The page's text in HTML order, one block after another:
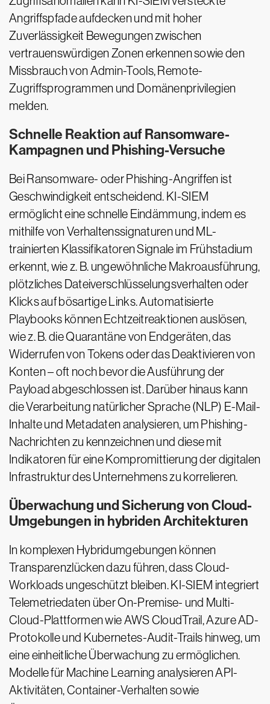
Angriffspfade aufdecken und mit hoher
Zuverlässigkeit Bewegungen zwischen
vertrauenswürdigen Zonen erkennen sowie den
Missbrauch von Admin-Tools, Remote-
Zugriffsprogrammen und Domänenprivilegien
melden.
Schnelle Reaktion auf Ransomware-
Kampagnen und Phishing-Versuche
Bei Ransomware- oder Phishing-Angriffen ist
Geschwindigkeit entscheidend. KI-SIEM
ermöglicht eine schnelle Eindämmung, indem es
mithilfe von Verhaltenssignaturen und ML-
trainierten Klassifikatoren Signale im Frühstadium
erkennt, wie z. B. ungewöhnliche Makroausführung,
plötzliches Dateiverschlüsselungsverhalten oder
Klicks auf bösartige Links. Automatisierte
Playbooks können Echtzeitreaktionen auslösen,
wie z. B. die Quarantäne von Endgeräten, das
Widerrufen von Tokens oder das Deaktivieren von
Konten – oft noch bevor die Ausführung der
Payload abgeschlossen ist. Darüber hinaus kann
die Verarbeitung natürlicher Sprache (NLP) E-Mail-
Inhalte und Metadaten analysieren, um Phishing-
Nachrichten zu kennzeichnen und diese mit
Indikatoren für eine Kompromittierung der digitalen
Infrastruktur des Unternehmens zu korrelieren.
Überwachung und Sicherung von Cloud-
Umgebungen in hybriden Architekturen
In komplexen Hybridumgebungen können
Transparenzlücken dazu führen, dass Cloud-
Workloads ungeschützt bleiben. KI-SIEM integriert
Telemetriedaten über On-Premise- und Multi-
Cloud-Plattformen wie AWS CloudTrail, Azure AD-
Protokolle und Kubernetes-Audit-Trails hinweg, um
eine einheitliche Überwachung zu ermöglichen.
Modelle für Machine Learning analysieren API-
Aktivitäten, Container-Verhalten sowie